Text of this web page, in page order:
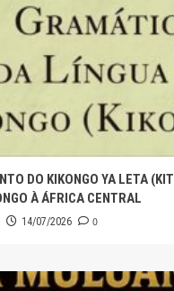
DO KIKONGO YA LETA
À ÁFRICA CENTRAL
14/07/2026 0